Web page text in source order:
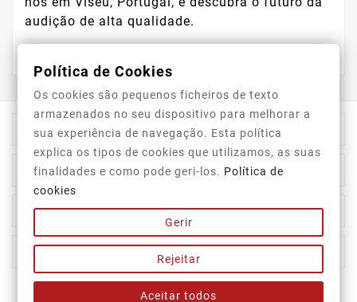
audição de alta qualidade.
Informação Da Loja
Top Categorias
A Nossa Empresa 
A Sua Conta 
Política de Cookies
Os cookies são pequenos ficheiros de texto
armazenados no seu dispositivo para melhorar a
sua experiência de navegação. Esta política
explica os tipos de cookies que utilizamos, as suas
finalidades e como pode geri-los. Política de
cookies
Gerir
Rejeitar
Aceitar todos